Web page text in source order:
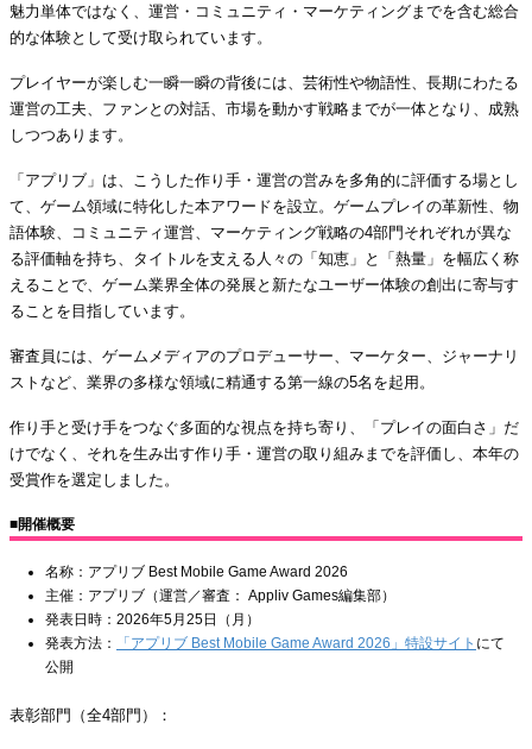
魅力単体ではなく、運営・コミュニティ・マーケティングまでを含む総合
的な体験として受け取られています。
プレイヤーが楽しむ一瞬一瞬の背後には、芸術性や物語性、長期にわたる
運営の工夫、ファンとの対話、市場を動かす戦略までが一体となり、成熟
しつつあります。
「アプリブ」は、こうした作り手・運営の営みを多角的に評価する場とし
て、ゲーム領域に特化した本アワードを設立。ゲームプレイの革新性、物
語体験、コミュニティ運営、マーケティング戦略の4部門それぞれが異な
る評価軸を持ち、タイトルを支える人々の「知恵」と「熱量」を幅広く称
えることで、ゲーム業界全体の発展と新たなユーザー体験の創出に寄与す
ることを目指しています。
審査員には、ゲームメディアのプロデューサー、マーケター、ジャーナリ
ストなど、業界の多様な領域に精通する第一線の5名を起用。
作り手と受け手をつなぐ多面的な視点を持ち寄り、「プレイの面白さ」だ
けでなく、それを生み出す作り手・運営の取り組みまでを評価し、本年の
受賞作を選定しました。
■開催概要
名称：アプリブ Best Mobile Game Award 2026
主催：アプリブ（運営／審査： Appliv Games編集部）
発表日時：2026年5月25日（月）
発表方法：
「アプリブ Best Mobile Game Award 2026」特設サイト にて
公開
表彰部門（全4部門）：